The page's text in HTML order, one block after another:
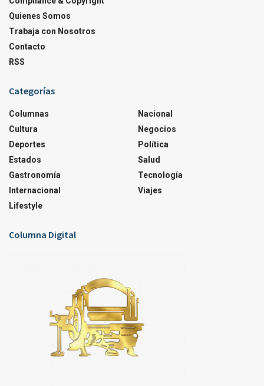
Quienes Somos
Trabaja con Nosotros
Contacto
RSS
Categorías
Columnas
Cultura
Deportes
Estados
Gastronomía
Internacional
Lifestyle
Nacional
Negocios
Política
Salud
Tecnología
Viajes
Columna Digital